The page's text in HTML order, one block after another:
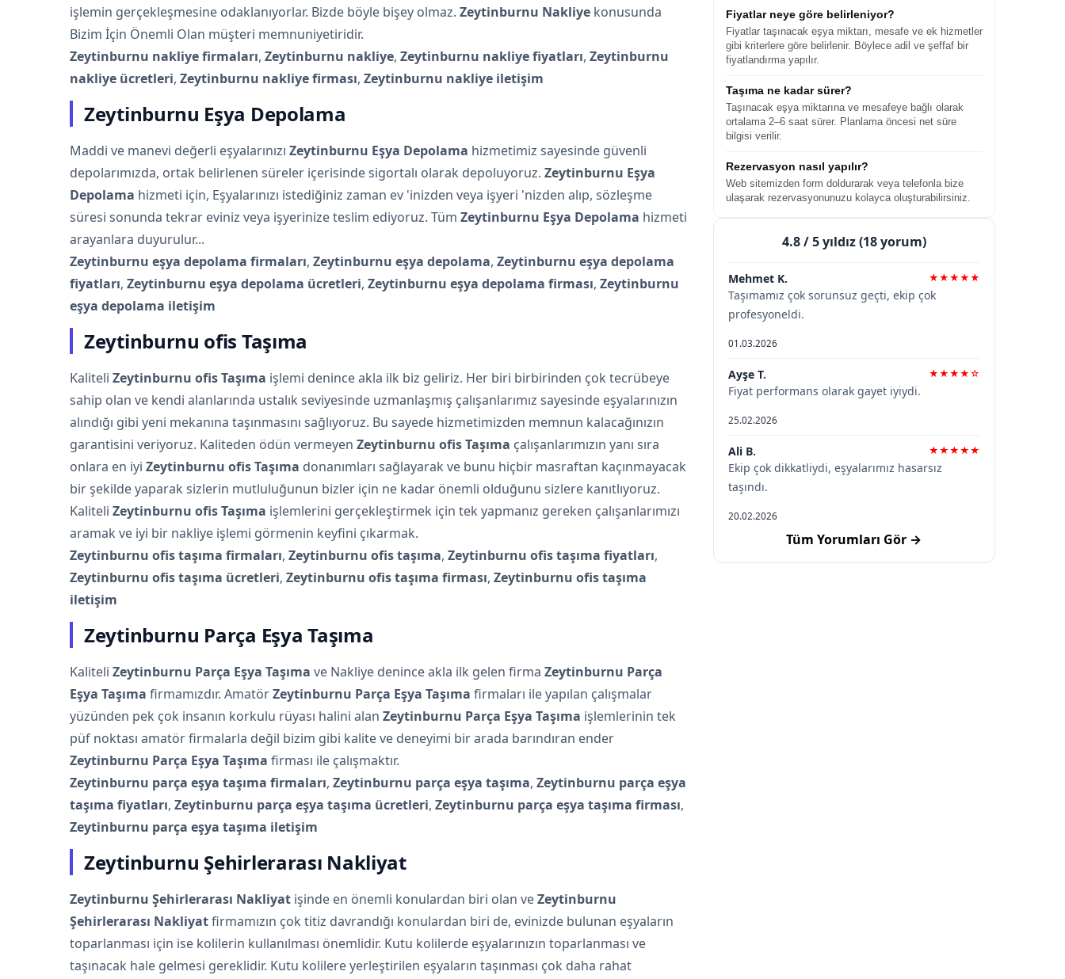
işlemin gerçekleşmesine odaklanıyorlar. Bizde böyle bişey olmaz. Zeytinburnu Nakliye konusunda
Bizim İçin Önemli Olan müşteri memnuniyetiridir.
Zeytinburnu nakliye firmaları, Zeytinburnu nakliye, Zeytinburnu nakliye fiyatları, Zeytinburnu
nakliye ücretleri, Zeytinburnu nakliye firması, Zeytinburnu nakliye iletişim
Zeytinburnu Eşya Depolama
Maddi ve manevi değerli eşyalarınızı Zeytinburnu Eşya Depolama hizmetimiz sayesinde güvenli
depolarımızda, ortak belirlenen süreler içerisinde sigortalı olarak depoluyoruz. Zeytinburnu Eşya
Depolama hizmeti için, Eşyalarınızı istediğiniz zaman ev 'inizden veya işyeri 'nizden alıp, sözleşme
süresi sonunda tekrar eviniz veya işyerinize teslim ediyoruz. Tüm Zeytinburnu Eşya Depolama hizmeti
arayanlara duyurulur...
Zeytinburnu eşya depolama firmaları, Zeytinburnu eşya depolama, Zeytinburnu eşya depolama
fiyatları, Zeytinburnu eşya depolama ücretleri, Zeytinburnu eşya depolama firması, Zeytinburnu
eşya depolama iletişim
Zeytinburnu ofis Taşıma
Kaliteli Zeytinburnu ofis Taşıma işlemi denince akla ilk biz geliriz. Her biri birbirinden çok tecrübeye
sahip olan ve kendi alanlarında ustalık seviyesinde uzmanlaşmış çalışanlarımız sayesinde eşyalarınızın
alındığı gibi yeni mekanına taşınmasını sağlıyoruz. Bu sayede hizmetimizden memnun kalacağınızın
garantisini veriyoruz. Kaliteden ödün vermeyen Zeytinburnu ofis Taşıma çalışanlarımızın yanı sıra
onlara en iyi Zeytinburnu ofis Taşıma donanımları sağlayarak ve bunu hiçbir masraftan kaçınmayacak
bir şekilde yaparak sizlerin mutluluğunun bizler için ne kadar önemli olduğunu sizlere kanıtlıyoruz.
Kaliteli Zeytinburnu ofis Taşıma işlemlerini gerçekleştirmek için tek yapmanız gereken çalışanlarımızı
aramak ve iyi bir nakliye işlemi görmenin keyfini çıkarmak.
Zeytinburnu ofis taşıma firmaları, Zeytinburnu ofis taşıma, Zeytinburnu ofis taşıma fiyatları,
Zeytinburnu ofis taşıma ücretleri, Zeytinburnu ofis taşıma firması, Zeytinburnu ofis taşıma
iletişim
Zeytinburnu Parça Eşya Taşıma
Kaliteli Zeytinburnu Parça Eşya Taşıma ve Nakliye denince akla ilk gelen firma Zeytinburnu Parça
Eşya Taşıma firmamızdır. AmatörZeytinburnu Parça Eşya Taşıma firmaları ile yapılan çalışmalar
yüzünden pek çok insanın korkulu rüyası halini alan Zeytinburnu Parça Eşya Taşıma işlemlerinin tek
püf noktası amatör firmalarla değil bizim gibi kalite ve deneyimi bir arada barındıran ender
Zeytinburnu Parça Eşya Taşıma firması ile çalışmaktır.
Zeytinburnu parça eşya taşıma firmaları, Zeytinburnu parça eşya taşıma, Zeytinburnu parça eşya
taşıma fiyatları, Zeytinburnu parça eşya taşıma ücretleri, Zeytinburnu parça eşya taşıma firması,
Zeytinburnu parça eşya taşıma iletişim
Zeytinburnu Şehirlerarası Nakliyat
Zeytinburnu Şehirlerarası Nakliyat işinde en önemli konulardan biri olan veZeytinburnu
Şehirlerarası Nakliyatfirmamızın çok titiz davrandığı konulardan biri de, evinizde bulunan eşyaların
toparlanması için ise kolilerin kullanılması önemlidir. Kutu kolilerde eşyalarınızın toparlanması ve
taşınacak hale gelmesi gereklidir. Kutu kolilere yerleştirilen eşyaların taşınması çok daha rahat
Fiyatlar neye göre belirleniyor?
Fiyatlar taşınacak eşya miktarı, mesafe ve ek hizmetler
gibi kriterlere göre belirlenir. Böylece adil ve şeffaf bir
fiyatlandırma yapılır.
Taşıma ne kadar sürer?
Taşınacak eşya miktarına ve mesafeye bağlı olarak
ortalama 2–6 saat sürer. Planlama öncesi net süre
bilgisi verilir.
Rezervasyon nasıl yapılır?
Web sitemizden form doldurarak veya telefonla bize
ulaşarak rezervasyonunuzu kolayca oluşturabilirsiniz.
4.8/ 5 yıldız (18 yorum)
Mehmet K. ★★★★★
Taşımamız çok sorunsuz geçti, ekip çok
profesyoneldi.
01.03.2026
Ayşe T. ★★★★☆
Fiyat performans olarak gayet iyiydi.
25.02.2026
Ali B. ★★★★★
Ekip çok dikkatliydi, eşyalarımız hasarsız
taşındı.
20.02.2026
Tüm Yorumları Gör →